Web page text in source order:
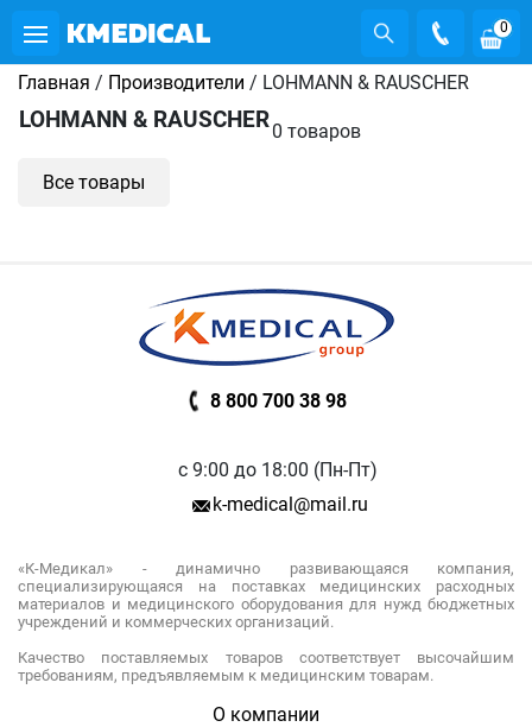
0
Главная / Производители / LOHMANN & RAUSCHER
LOHMANN & RAUSCHER0 товаров
Все товары
8 800 700 38 98
с 9:00 до 18:00 (Пн-Пт)
k-medical@mail.ru
«К-Медикал» - динамично развивающаяся компания,
специализирующаяся на поставках медицинских расходных
материалов и медицинского оборудования для нужд бюджетных
учреждений и коммерческих организаций.
Качество поставляемых товаров соответствует высочайшим
требованиям, предъявляемым к медицинским товарам.
О компании